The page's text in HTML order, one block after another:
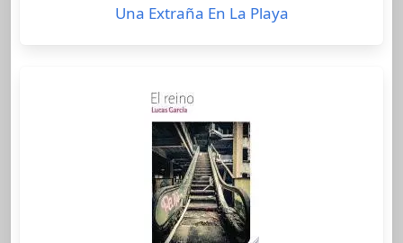
Una Extraña En La Playa